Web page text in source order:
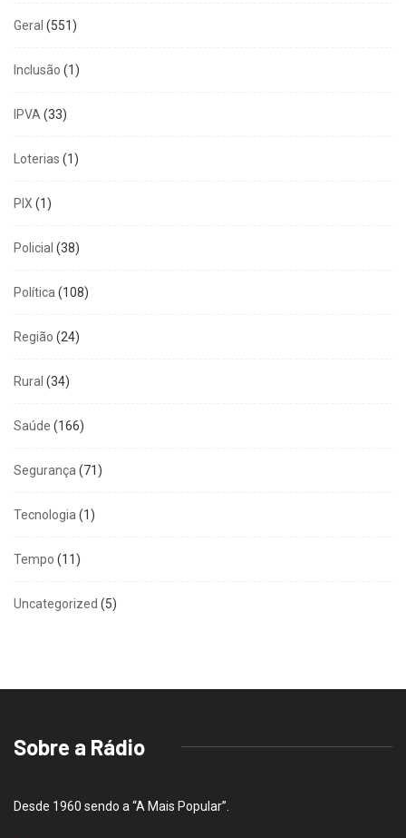
Geral (551)
Inclusão (1)
IPVA (33)
Loterias (1)
PIX (1)
Policial (38)
Política (108)
Região (24)
Rural (34)
Saúde (166)
Segurança (71)
Tecnologia (1)
Tempo (11)
Uncategorized (5)
Sobre a Rádio
Desde 1960 sendo a “A Mais Popular”.